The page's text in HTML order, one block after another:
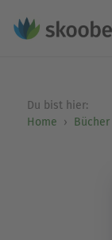
Du bist hier:
Home
Bücher